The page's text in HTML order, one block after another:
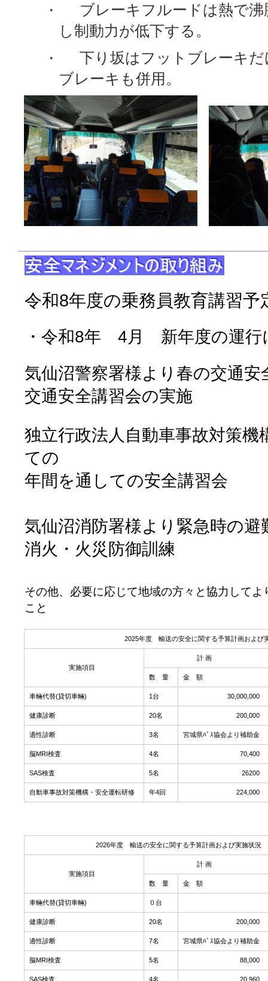
・
ブレーキフルードは熱で
し制動力が低下する。
・
下り坂はフットブレーキ
ブレーキも併用。
令和8年度の乗務員教育講習予
・令和8年4月 新年度の運行
気仙沼警察署様より春の交通安
交通安全講習会の実施
独立行政法人自動車事故対策機
ての
年間を通しての安全講習会
気仙沼消防署様より緊急時の避
消火・火災防御訓練
その他、必要に応じて地域の方々と協力して
こと
2025年度 輸送の安全に関する予算計画および
実施項目
計 画
数 量 金 額
車輛代替(貸切車輛) 1台 30,000,000
健康診断 20名 200,000
適性診断 3名 宮城県ﾊﾞｽ協会より補助金
脳MRI検査 4名 70,400
SAS検査 5名 26200
自動車事故対策機構・安全運転研修 年4回 224,000
2026年度 輸送の安全に関する予算計画および実施状況
実施項目
計 画
数 量 金 額
車輛代替(貸切車輛) ０台
健康診断 20名 200,000
適性診断 7名 宮城県ﾊﾞｽ協会より補助金
脳MRI検査 5名 88,000
SAS検査 4名 20,960